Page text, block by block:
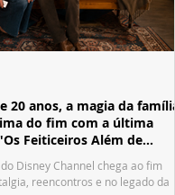
20 anos, a magia da família
do fim com a última
Feiticeiros Além de
Disney Channel chega ao fim
reencontros e no legado da